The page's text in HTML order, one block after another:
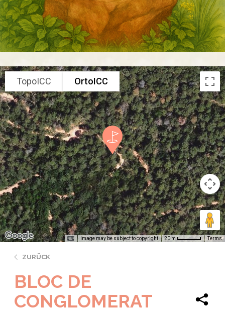
TopoICC OrtoICC
Image may be subject to copyright 20 m Terms
ZURÜCK
BLOC DE
CONGLOMERAT